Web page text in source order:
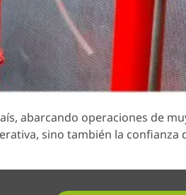
abarcando operaciones de
sino también la confianza